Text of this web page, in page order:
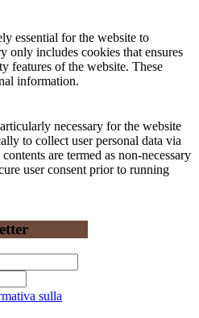
essential for the website to
only includes cookies that ensures
features of the website. These
information.
necessary for the website
to collect user personal data via
are termed as non-necessary
user consent prior to running
sulla